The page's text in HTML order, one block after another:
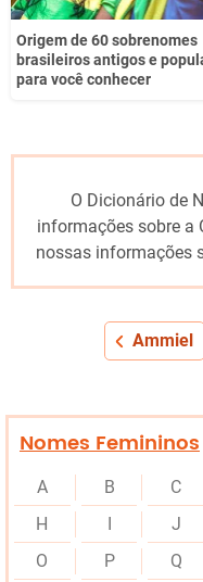
Origem de 60 sobrenomes
brasileiros antigos e
para você conhecer
O Dicionário de
informações sobre a
nossas informações
Ammiel
Nomes Femininos
A B C
H
J
O
P Q